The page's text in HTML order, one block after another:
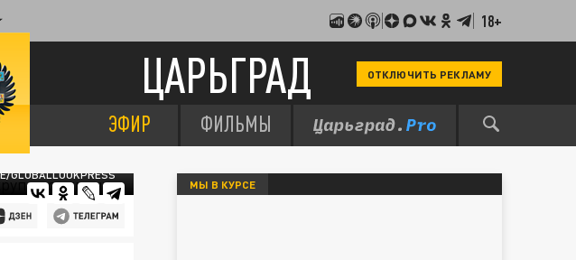
18+
ЦАРЬГРАД ОТКЛЮЧИТЬ РЕКЛАМУ
ЭФИР ФИЛЬМЫ
GLOBALLOOKPRESS
МЫ В КУРСЕ